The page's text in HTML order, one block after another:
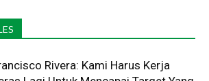
Rivera: Kami Harus Kerja